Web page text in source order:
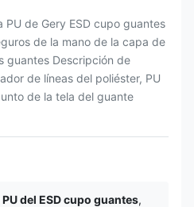
de Gery ESD cupo guantes
de la mano de la capa de
guantes Descripción de
de líneas del poliéster, PU
de la tela del guante
del ESD cupo guantes,